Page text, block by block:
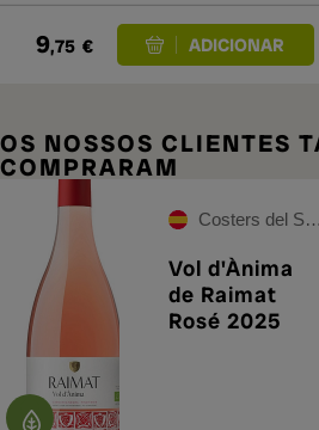
9,75 €
OS NOSSOS CLIENTES
COMPRARAM
Costers del Segre
Vol d'Ànima
de Raimat
Rosé 2025